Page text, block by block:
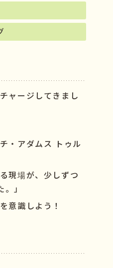
ャージしてきまし
・アダムス トゥル
現場が、少しずつ
」
意識しよう！